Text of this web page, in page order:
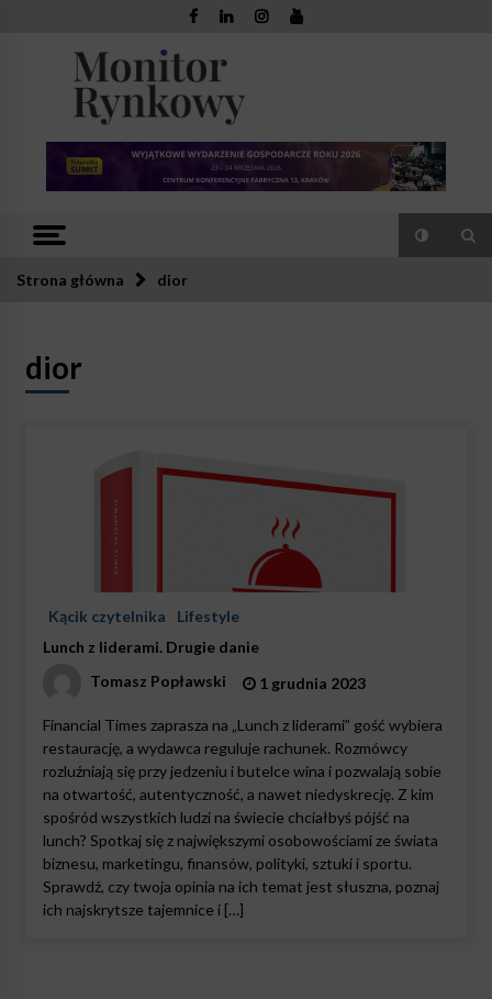
Monitor
Rynkowy
Strona główna dior
dior
Kącik czytelnika
Lifestyle
Lunch z liderami. Drugie danie
Tomasz Popławski
1 grudnia 2023
Financial Times zaprasza na „Lunch z liderami” gość wybiera
restaurację, a wydawca reguluje rachunek. Rozmówcy
rozluźniają się przy jedzeniu i butelce wina i pozwalają sobie
na otwartość, autentyczność, a nawet niedyskrecję. Z kim
spośród wszystkich ludzi na świecie chciałbyś pójść na
lunch? Spotkaj się z największymi osobowościami ze świata
biznesu, marketingu, finansów, polityki, sztuki i sportu.
Sprawdź, czy twoja opinia na ich temat jest słuszna, poznaj
ich najskrytsze tajemnice i […]